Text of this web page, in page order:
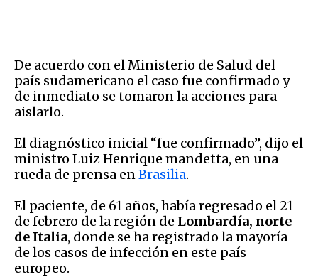
De acuerdo con el Ministerio de Salud del
país sudamericano el caso fue confirmado y
de inmediato se tomaron la acciones para
aislarlo.
El diagnóstico inicial “fue confirmado”, dijo el
ministro Luiz Henrique mandetta, en una
rueda de prensa enBrasilia.
El paciente, de 61 años, había regresado el 21
de febrero de la región de Lombardía, norte
de Italia, donde se ha registrado la mayoría
de los casos de infección en este país
europeo.